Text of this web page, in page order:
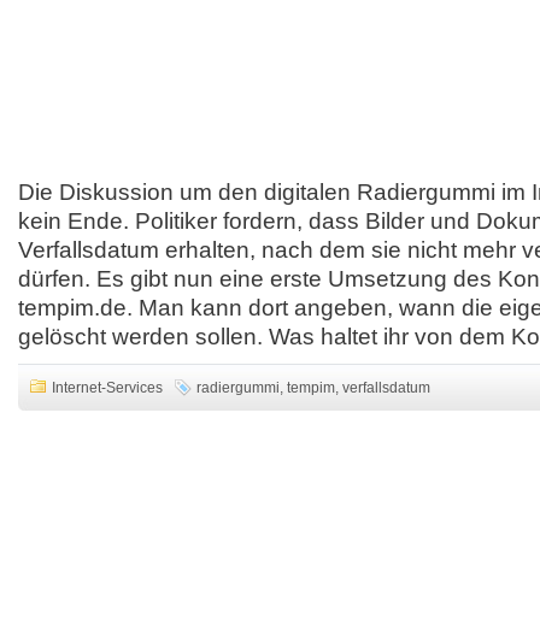
Die Diskussion um den digitalen Radiergummi im
kein Ende. Politiker fordern, dass Bilder und
Verfallsdatum erhalten, nach dem sie nicht mehr
dürfen. Es gibt nun eine erste Umsetzung des
tempim.de. Man kann dort angeben, wann die
gelöscht werden sollen. Was haltet ihr von dem
Internet-Services radiergummi, tempim, verfallsdatum